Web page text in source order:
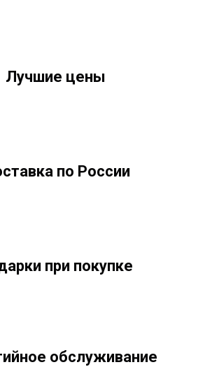
Лучшие цены
по России
при покупке
обслуживание